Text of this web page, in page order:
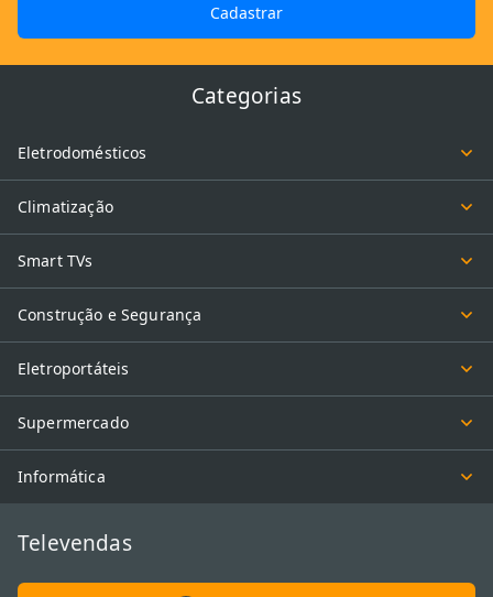
Cadastrar
Categorias
Eletrodomésticos
Climatização
Smart TVs
Construção e Segurança
Eletroportáteis
Supermercado
Informática
Televendas